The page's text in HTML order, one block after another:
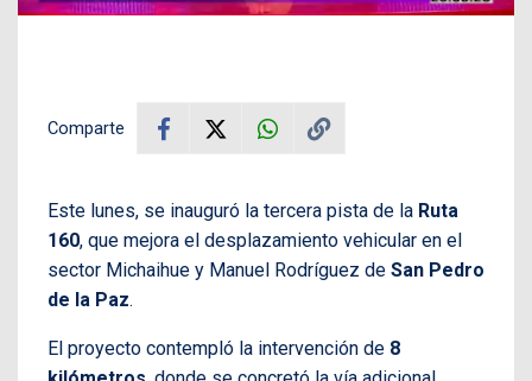
Comparte
Este lunes, se inauguró la tercera pista de la Ruta
160, que mejora el desplazamiento vehicular en el
sector Michaihue y Manuel Rodríguez de San Pedro
de la Paz.
El proyecto contempló la intervención de 8